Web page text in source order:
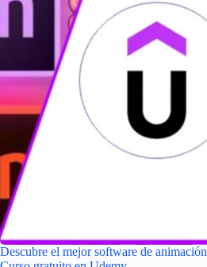
Descubre el mejor software de